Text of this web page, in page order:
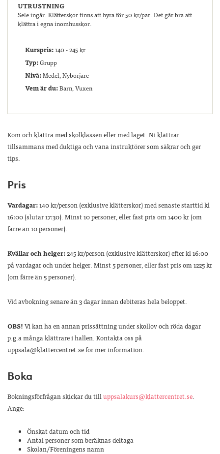
UTRUSTNING
Sele ingår. Klätterskor finns att hyra för 50 kr/par. Det går bra att
klättra i egna inomhusskor.
Kurspris:140 - 245 kr
Typ:Grupp
Nivå:Medel, Nybörjare
Vem är du:Barn, Vuxen
Kom och klättra med skolklassen eller med laget. Ni klättrar
tillsammans med duktiga och vana instruktörer som säkrar och ger
tips.
Pris
Vardagar:140 kr/person (exklusive klätterskor) med senaste starttid kl
16:00 (slutar 17:30). Minst 10 personer, eller fast pris om 1400 kr (om
färre än 10 personer).
Kvällar och helger:245 kr/person (exklusive klätterskor) efter kl 16:00
på vardagar och under helger. Minst 5 personer, eller fast pris om 1225 kr
(om färre än 5 personer).
Vid avbokning senare än 3 dagar innan debiteras hela beloppet.
OBS!Vi kan ha en annan prissättning under skollov och röda dagar
p.g.a många klättrare i hallen. Kontakta oss på
uppsala@klattercentret.se för mer information.
Boka
Bokningsförfrågan skickar du tilluppsalakurs@klattercentret.se.
Ange:
Önskat datum och tid
Antal personer som beräknas deltaga
Skolan/Föreningens namn